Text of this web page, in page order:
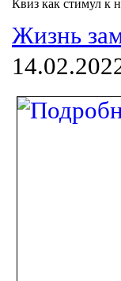
Квиз как стимул к
Жизнь